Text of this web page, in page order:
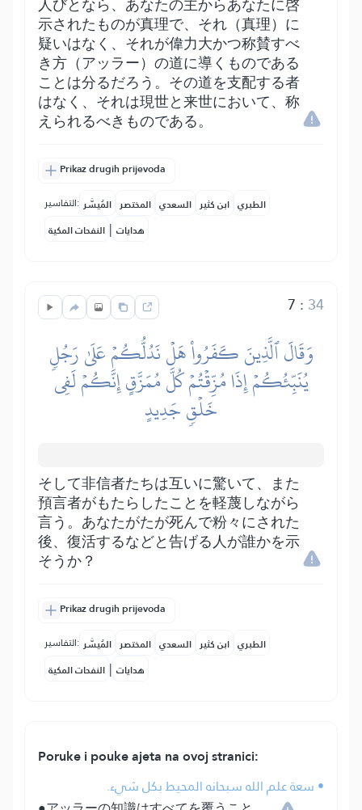
人びとなら、あなたの主からあなたに啓
示されたものが真理で、それ（真理）に
疑いはなく、それが偉力大かつ称賛すべ
き方（アッラー）の道に導くものである
ことは分るだろう。その道を支配する者
はなく、それは現世と来世において、称
えられるべきものである。
Prikaz drugih prijevoda
التفاسير: المُيسَّر المختصر السعدي ابن كثير الطبري
النفحات المكية | هدايات
7 : 34
وَقَالَ ٱلَّذِينَ كَفَرُواْ هَلۡ نَدُلُّكُمۡ عَلَىٰ رَجُلٖ
يُنَبِّئُكُمۡ إِذَا مُزِّقۡتُمۡ كُلَّ مُمَزَّقٍ إِنَّكُمۡ لَفِي
خَلۡقٖ جَدِيدٍ
そして非信者たちは互いに驚いて、また
預言者がもたらしたことを軽蔑しながら
言う。あなたがたが死んで粉々にされた
後、復活するなどと告げる人が誰かを示
そうか？
Prikaz drugih prijevoda
التفاسير: المُيسَّر المختصر السعدي ابن كثير الطبري
النفحات المكية | هدايات
Poruke i pouke ajeta na ovoj stranici:
• سعة علم الله سبحانه المحيط بكل شيء.